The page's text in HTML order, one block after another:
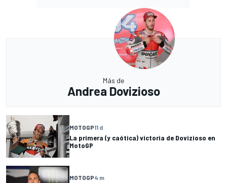
Más de
Andrea Dovizioso
MOTOGP11 d
La primera (y caótica) victoria de Dovizioso en
MotoGP
MOTOGP4 m